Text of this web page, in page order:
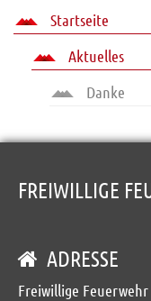
Startseite
Aktuelles
Danke
FREIWILLIGE
ADRESSE
Freiwillige